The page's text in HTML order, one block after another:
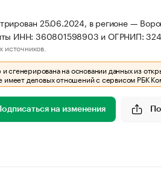
25.06.2024, в регионе —
ИНН: 360801598903 и ОГРНИП:
источников.
сгенерирована на основании данных из
имеет деловых отношений с сервисом РБК
на изменения